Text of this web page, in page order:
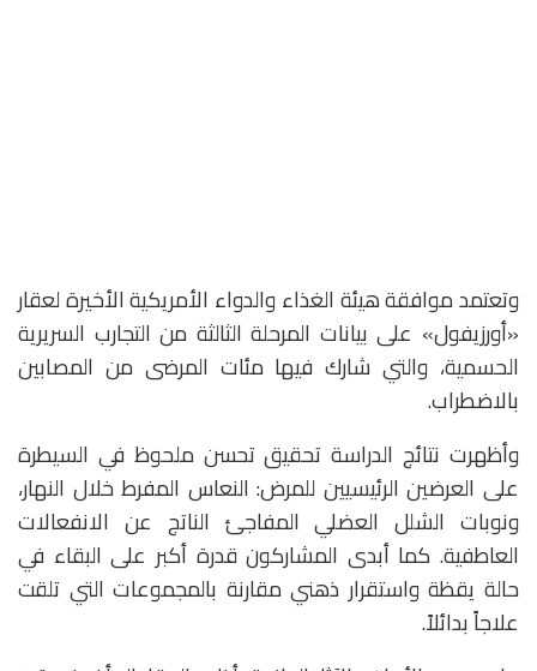
وتعتمد موافقة هيئة الغذاء والدواء الأمريكية الأخيرة لعقار
«أورزيفول» على بيانات المرحلة الثالثة من التجارب السريرية
الحسمية، والتي شارك فيها مئات المرضى من المصابين
بالاضطراب.
وأظهرت نتائج الدراسة تحقيق تحسن ملحوظ في السيطرة
على العرضين الرئيسيين للمرض: النعاس المفرط خلال النهار،
ونوبات الشلل العضلي المفاجئ الناتج عن الانفعالات
العاطفية. كما أبدى المشاركون قدرة أكبر على البقاء في
حالة يقظة واستقرار ذهني مقارنة بالمجموعات التي تلقت
علاجاً بدائلاً.